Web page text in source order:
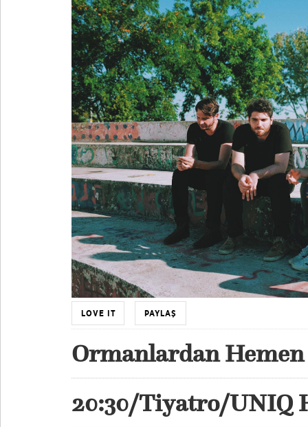
LOVE IT PAYLAŞ
Ormanlardan Hemen
20:30/Tiyatro/UNIQ